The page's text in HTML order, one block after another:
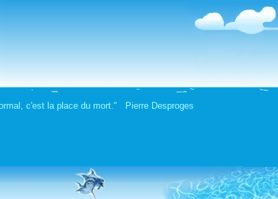
c'est la place du mort." Pierre Desproges